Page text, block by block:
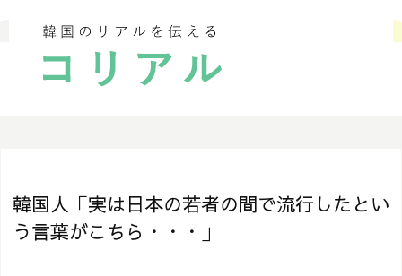
韓国人「実は日本の若者の間で流行したとい
う言葉がこちら・・・」